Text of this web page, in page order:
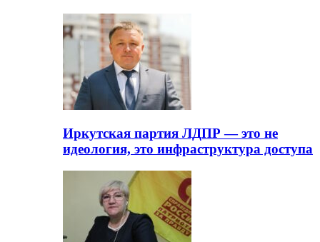
Иркутская партия ЛДПР — это не
идеология, это инфраструктура доступа